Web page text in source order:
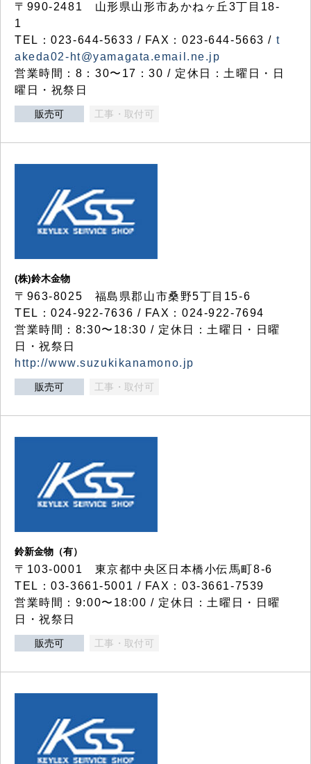
〒990-2481 山形県山形市あかねヶ丘3丁目18-
1
TEL：023-644-5633 / FAX：023-644-5663 / t
akeda02-ht@yamagata.email.ne.jp
営業時間：8：30〜17：30 / 定休日：土曜日・日
曜日・祝祭日
販売可 工事・取付可
(株)鈴木金物
〒963-8025 福島県郡山市桑野5丁目15-6
TEL：024-922-7636 / FAX：024-922-7694
営業時間：8:30〜18:30 / 定休日：土曜日・日曜
日・祝祭日
http://www.suzukikanamono.jp
販売可 工事・取付可
鈴新金物（有）
〒103-0001 東京都中央区日本橋小伝馬町8-6
TEL：03-3661-5001 / FAX：03-3661-7539
営業時間：9:00〜18:00 / 定休日：土曜日・日曜
日・祝祭日
販売可 工事・取付可